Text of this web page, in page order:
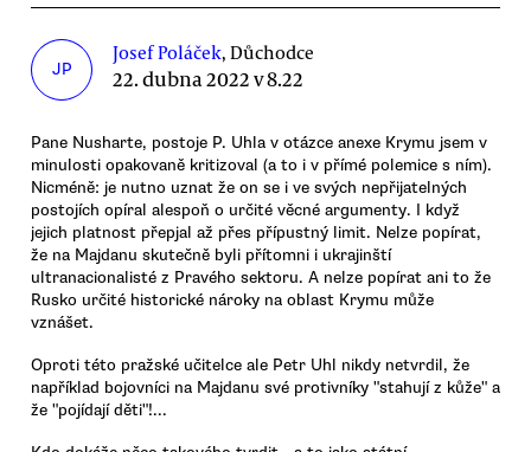
JP
Josef Poláček, Důchodce
22. dubna 2022 v 8.22
Pane Nusharte, postoje P. Uhla v otázce anexe Krymu jsem v
minulosti opakovaně kritizoval (a to i v přímé polemice s ním).
Nicméně: je nutno uznat že on se i ve svých nepřijatelných
postojích opíral alespoň o určité věcné argumenty. I když
jejich platnost přepjal až přes přípustný limit. Nelze popírat,
že na Majdanu skutečně byli přítomni i ukrajinští
ultranacionalisté z Pravého sektoru. A nelze popírat ani to že
Rusko určité historické nároky na oblast Krymu může
vznášet.
Oproti této pražské učitelce ale Petr Uhl nikdy netvrdil, že
například bojovníci na Majdanu své protivníky "stahují z kůže" a
že "pojídají děti"!...